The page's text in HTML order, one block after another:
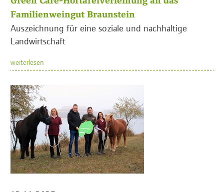
Familienweingut Braunstein
Auszeichnung für eine soziale und nachhaltige
Landwirtschaft
weiterlesen